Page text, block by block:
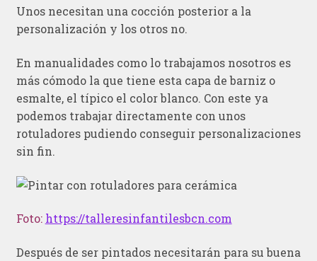
Unos necesitan una cocción posterior a la
personalización y los otros no.
En manualidades como lo trabajamos nosotros es
más cómodo la que tiene esta capa de barniz o
esmalte, el típico el color blanco. Con este ya
podemos trabajar directamente con unos
rotuladores pudiendo conseguir personalizaciones
sin fin.
Foto: https://talleresinfantilesbcn.com
Después de ser pintados necesitarán para su buena